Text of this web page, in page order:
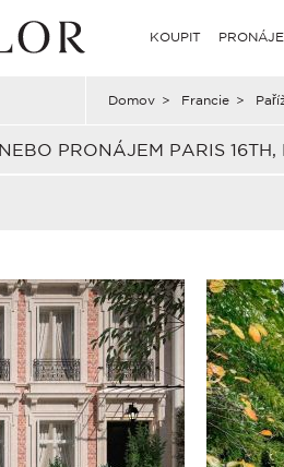
KOUPIT
Domov > Francie >
PRONÁJEM PARIS 16TH,